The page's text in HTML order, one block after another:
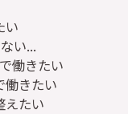
い
い...
働きたい
働きたい
えたい